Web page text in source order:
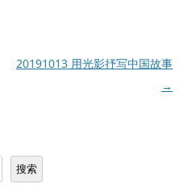
20191013 用光影抒写中国故事
→
搜索